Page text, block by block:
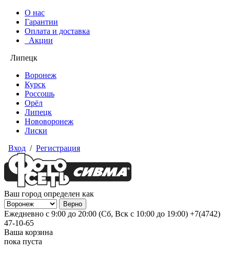
О нас
Гарантии
Оплата и доставка
Акции
Липецк
Воронеж
Курск
Россошь
Орёл
Липецк
Нововоронеж
Лиски
Вход / Регистрация
Ваш город определен как
Ежедневно с 9:00 до 20:00 (Сб, Вск с 10:00 до 19:00) +7(4742)
47-10-65
Ваша корзина
пока пуста